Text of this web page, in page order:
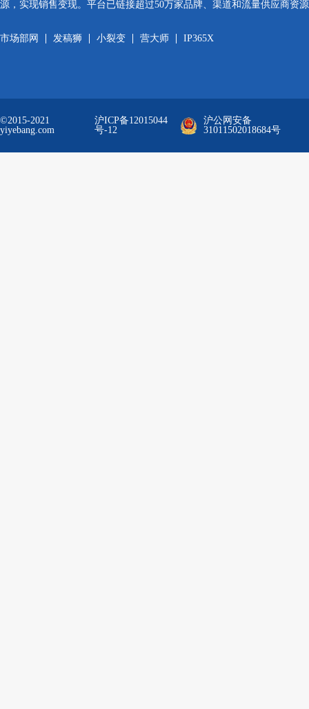
源，实现销售变现。平台已链接超过50万家品牌、渠道和流量供应商资
市场部网 发稿狮 小裂变 营大师 IP365X
©2015-2021
yiyebang.com
沪ICP备12015044
号-12
沪公网安备
31011502018684号